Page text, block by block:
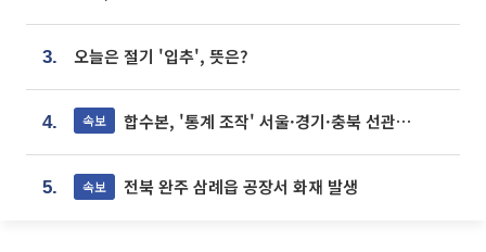
3. 오늘은 절기 '입추', 뜻은?
4. 속보 합수본, '통계 조작' 서울·경기·충북 선관위 등 추가 압수수색
5. 속보 전북 완주 삼례읍 공장서 화재 발생